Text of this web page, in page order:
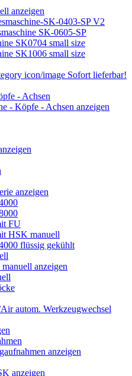
anzeigen
SK-0403-SP V2
SK-0605-SP
SK0704 small size
SK1006 small size
Sofort lieferbar!
- Achsen
- Köpfe - Achsen anzeigen
anzeigen
FU
HSK manuell
flüssig gekühlt
anzeigen
autom. Werkzeugwechsel
anzeigen
anzeigen